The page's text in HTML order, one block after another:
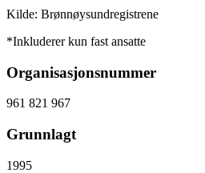
Kilde: Brønnøysundregistrene
*Inkluderer kun fast ansatte
Organisasjonsnummer
961 821 967
Grunnlagt
1995